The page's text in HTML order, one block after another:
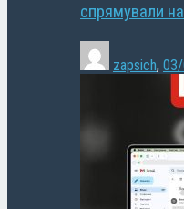
спрямували
zapsich,